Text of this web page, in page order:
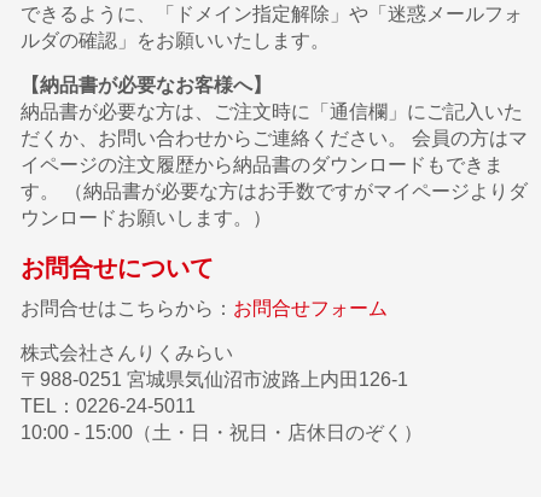
できるように、「ドメイン指定解除」や「迷惑メールフォ
ルダの確認」をお願いいたします。
【納品書が必要なお客様へ】
納品書が必要な方は、ご注文時に「通信欄」にご記入いた
だくか、お問い合わせからご連絡ください。 会員の方はマ
イページの注文履歴から納品書のダウンロードもできま
す。 （納品書が必要な方はお手数ですがマイページよりダ
ウンロードお願いします。）
お問合せについて
お問合せはこちらから： お問合せフォーム
株式会社さんりくみらい
〒988-0251 宮城県気仙沼市波路上内田126-1
TEL：0226-24-5011
10:00 - 15:00（土・日・祝日・店休日のぞく）